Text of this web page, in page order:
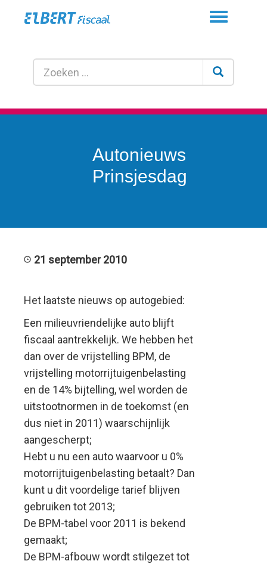
Toggle
Autonieuws
Prinsjesdag
21 september 2010
Het laatste nieuws op autogebied:
Een milieuvriendelijke auto blijft
fiscaal aantrekkelijk. We hebben het
dan over de vrijstelling BPM, de
vrijstelling motorrijtuigenbelasting
en de 14% bijtelling, wel worden de
uitstootnormen in de toekomst (en
dus niet in 2011) waarschijnlijk
aangescherpt;
Hebt u nu een auto waarvoor u 0%
motorrijtuigenbelasting betaalt? Dan
kunt u dit voordelige tarief blijven
gebruiken tot 2013;
De BPM-tabel voor 2011 is bekend
gemaakt;
De BPM-afbouw wordt stilgezet tot